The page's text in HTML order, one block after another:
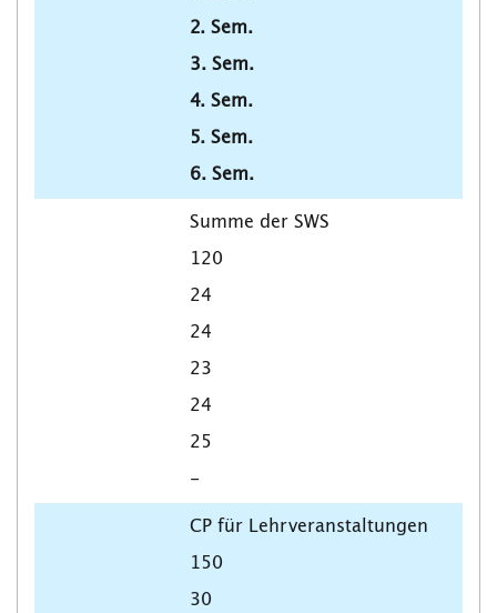
2. Sem.
3. Sem.
4. Sem.
5. Sem.
6. Sem.
Summe der SWS
120
24
24
23
24
25
-
CP für Lehrveranstaltungen
150
30